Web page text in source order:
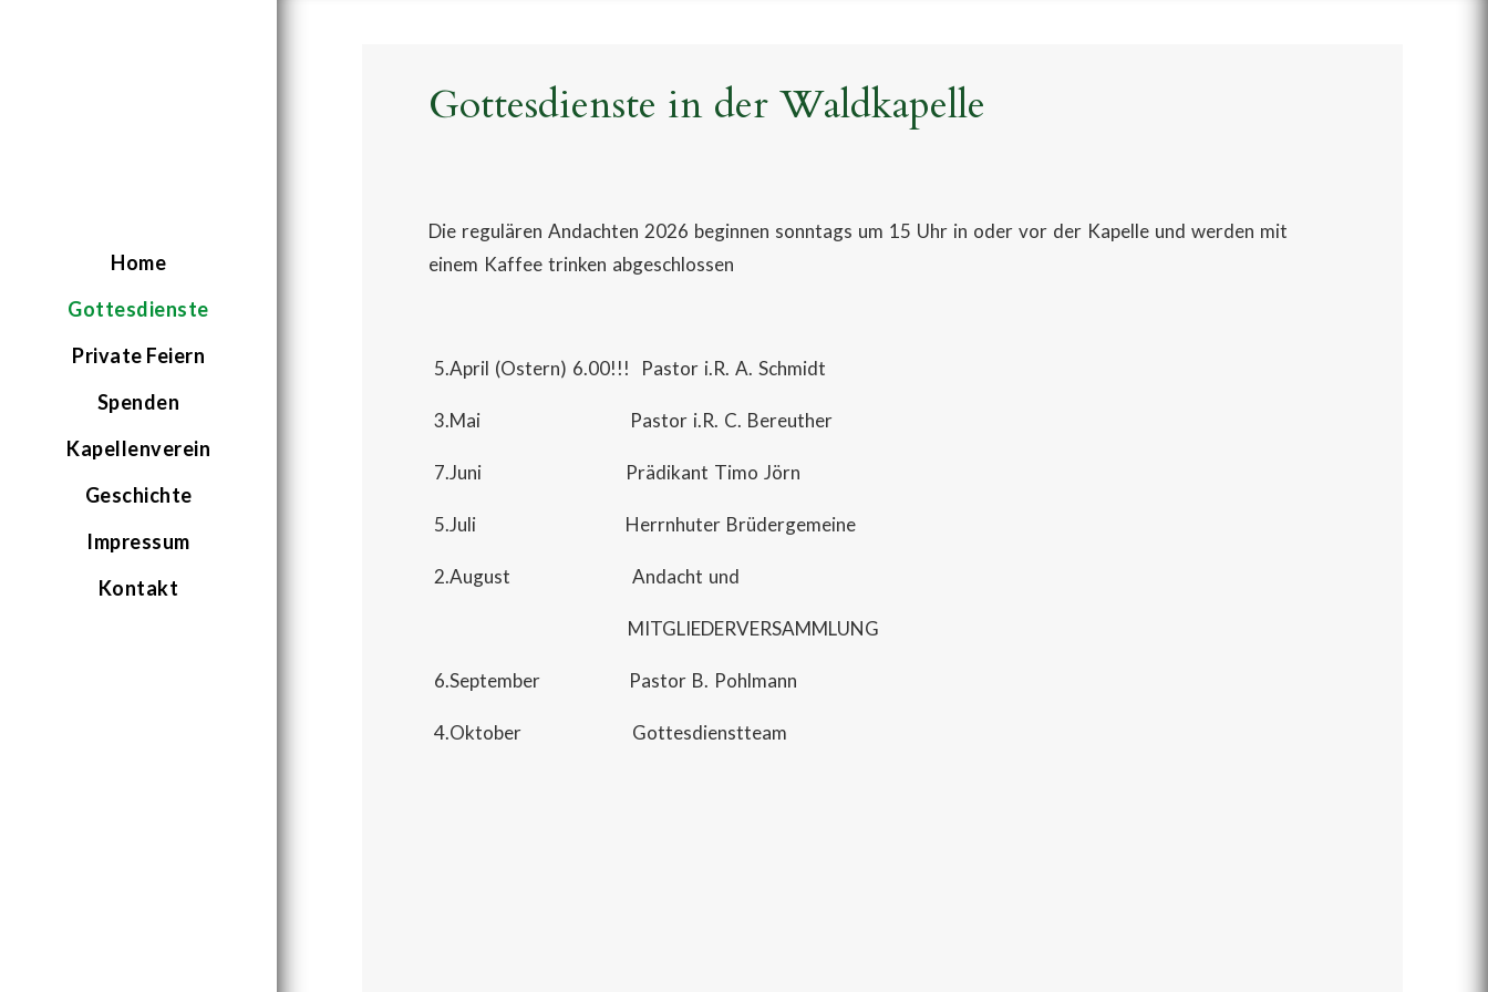
Home
Gottesdienste
Private Feiern
Spenden
Kapellenverein
Geschichte
Impressum
Kontakt
Gottesdienste in der Waldkapelle
Die regulären Andachten 2026 beginnen sonntags um 15 Uhr in oder vor der Kapelle und werden mit
einem Kaffee trinken abgeschlossen
5.April (Ostern) 6.00!!! Pastor i.R. A. Schmidt
3.Mai Pastor i.R. C. Bereuther
7.Juni Prädikant Timo Jörn
5.Juli Herrnhuter Brüdergemeine
2.August Andacht und
MITGLIEDERVERSAMMLUNG
6.September Pastor B. Pohlmann
4.Oktober Gottesdienstteam